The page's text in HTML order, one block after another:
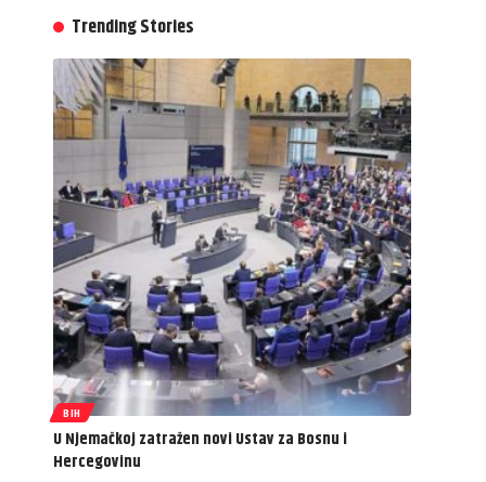
Trending Stories
BIH
U Njemačkoj zatražen novi Ustav za Bosnu i
Hercegovinu